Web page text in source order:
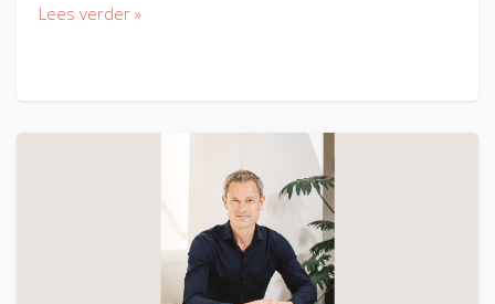
Lees verder »